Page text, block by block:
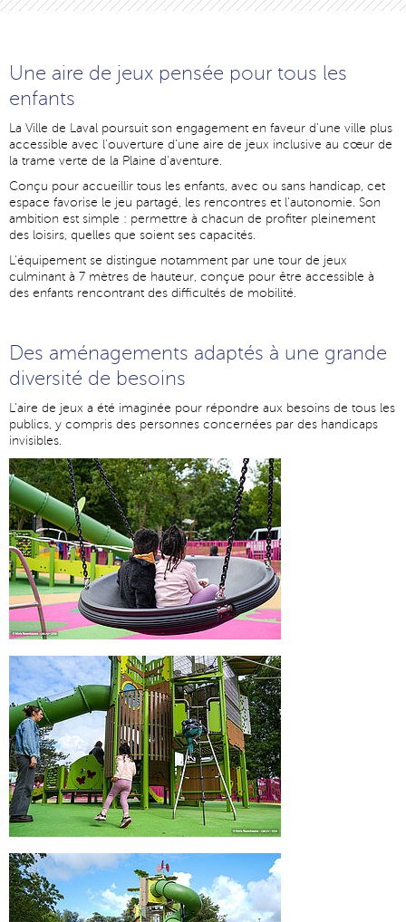
Une aire de jeux pensée pour tous les
enfants
La Ville de Laval poursuit son engagement en faveur d'une ville plus
accessible avec l'ouverture d'une aire de jeux inclusive au cœur de
la trame verte de la Plaine d'aventure.
Conçu pour accueillir tous les enfants, avec ou sans handicap, cet
espace favorise le jeu partagé, les rencontres et l'autonomie. Son
ambition est simple : permettre à chacun de profiter pleinement
des loisirs, quelles que soient ses capacités.
L'équipement se distingue notamment par une tour de jeux
culminant à 7 mètres de hauteur, conçue pour être accessible à
des enfants rencontrant des difficultés de mobilité.
Des aménagements adaptés à une grande
diversité de besoins
L'aire de jeux a été imaginée pour répondre aux besoins de tous les
publics, y compris des personnes concernées par des handicaps
invisibles.